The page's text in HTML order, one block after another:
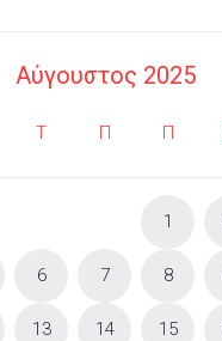
Αύγουστος 2025
Τ Π Π
1
6 7 8
13 14 15